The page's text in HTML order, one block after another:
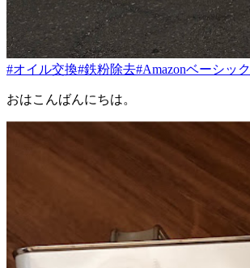
#オイル交換#鉄粉除去#Amazonベーシック
おはこんばんにちは。